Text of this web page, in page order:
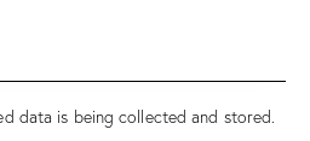
data is beingcollected and stored.